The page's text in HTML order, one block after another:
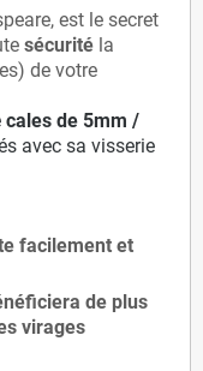
est le secret
sécurité la
de votre
cales de 5mm /
avec sa visserie
facilement et
de plus
virages